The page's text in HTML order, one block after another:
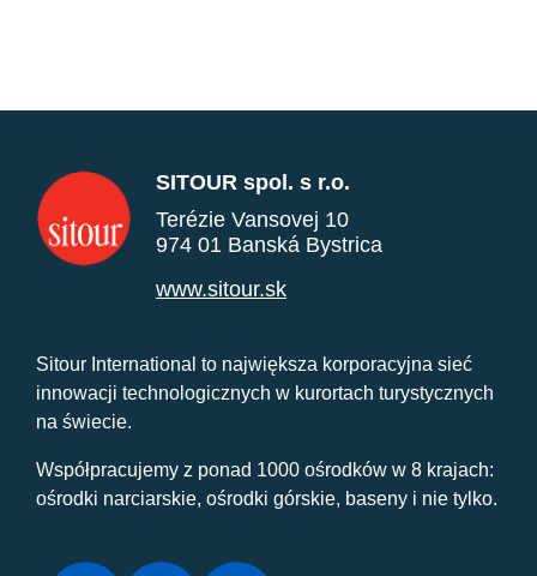
SITOUR spol. s r.o.
Terézie Vansovej 10
974 01 Banská Bystrica
www.sitour.sk
Sitour International to największa korporacyjna sieć
innowacji technologicznych w kurortach turystycznych
na świecie.
Współpracujemy z ponad 1000 ośrodków w 8 krajach:
ośrodki narciarskie, ośrodki górskie, baseny i nie tylko.